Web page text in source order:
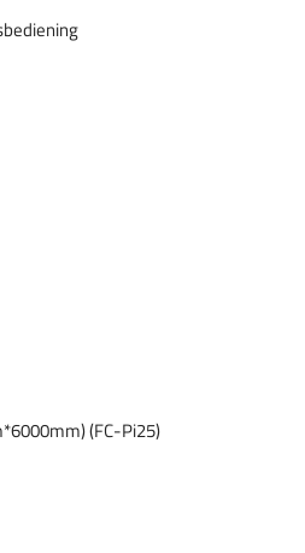
(FC-Pi25)